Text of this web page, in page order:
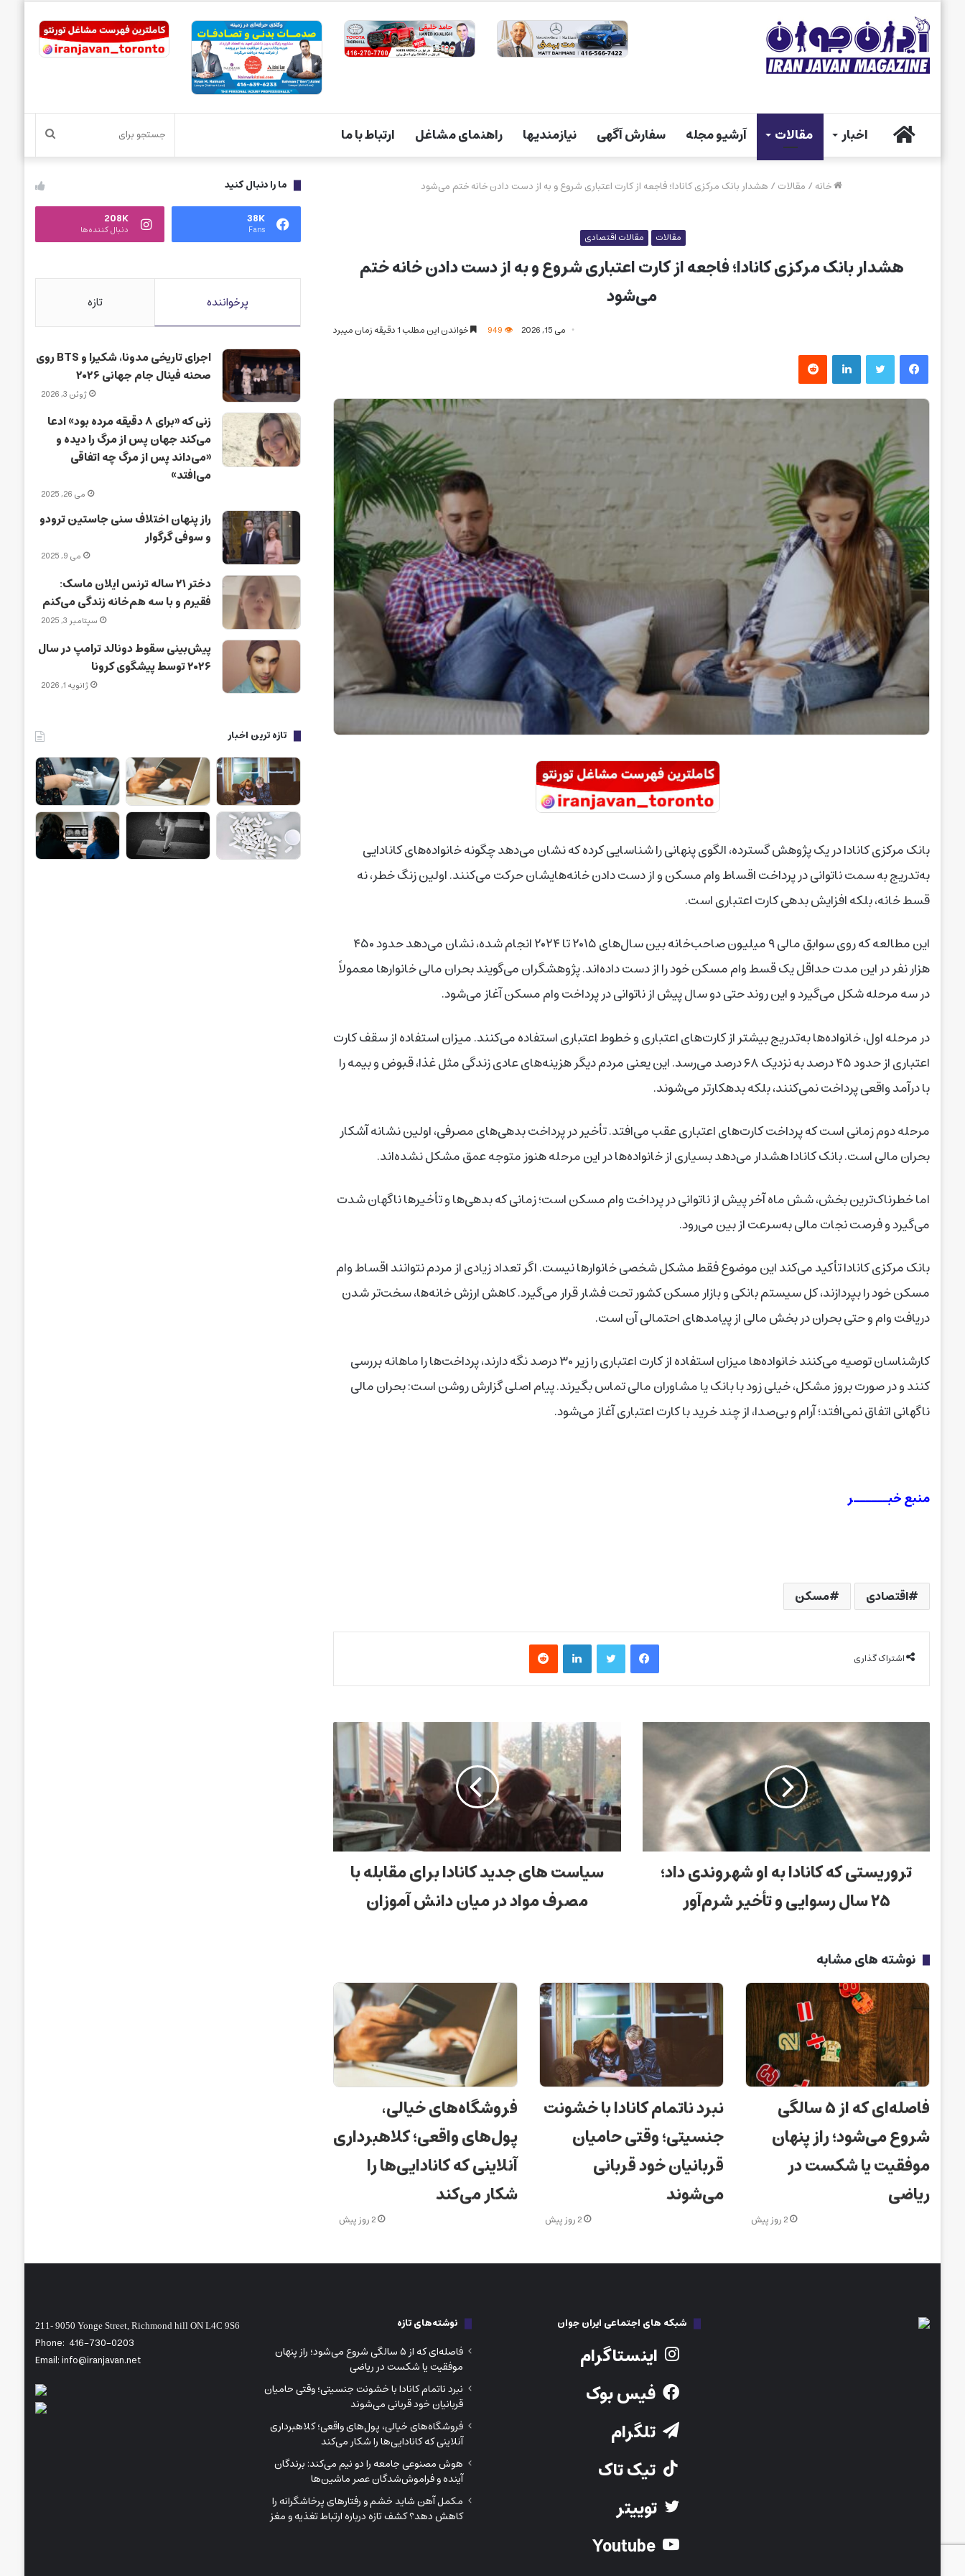
خانه اخبار مقالات آرشیو مجله سفارش آگهی نیازمندیها راهنمای مشاغل ارتباط با ما جستجو
برای خانه/ مقالات/ هشدار بانک مرکزی کانادا؛ فاجعه از کارت اعتباری شروع و به از دست دادن خانه ختم می‌شود
مقالات مقالات اقتصادی
هشدار بانک مرکزی کانادا؛ فاجعه از کارت اعتباری شروع و به از دست دادن خانه ختم
می‌شود
می 15, 2026 خواندن این مطلب 1 دقیقه زمان میبرد
فیس بوک توییتر لینکدین‫رددیت
بانک مرکزی کانادا در یک پژوهش گسترده، الگوی پنهانی را شناسایی کرده که نشان می‌دهد چگونه خانواده‌های کانادایی
به‌تدریج به سمت ناتوانی در پرداخت اقساط وام مسکن و از دست دادن خانه‌هایشان حرکت می‌کنند. اولین زنگ خطر، نه
قسط خانه، بلکه افزایش بدهی کارت اعتباری است.
این مطالعه که روی سوابق مالی ۹ میلیون صاحب‌خانه بین سال‌های ۲۰۱۵ تا ۲۰۲۴ انجام شده، نشان می‌دهد حدود ۴۵۰
هزار نفر در این مدت حداقل یک قسط وام مسکن خود را از دست داده‌اند. پژوهشگران می‌گویند بحران مالی خانوارها معمولاً
در سه مرحله شکل می‌گیرد و این روند حتی دو سال پیش از ناتوانی در پرداخت وام مسکن آغاز می‌شود.
در مرحله اول، خانواده‌ها به‌تدریج بیشتر از کارت‌های اعتباری و خطوط اعتباری استفاده می‌کنند. میزان استفاده از سقف کارت
اعتباری از حدود ۴۵ درصد به نزدیک ۶۸ درصد می‌رسد. این یعنی مردم دیگر هزینه‌های عادی زندگی مثل غذا، قبوض و بیمه را
با درآمد واقعی پرداخت نمی‌کنند، بلکه بدهکارتر می‌شوند.
مرحله دوم زمانی است که پرداخت کارت‌های اعتباری عقب می‌افتد. تأخیر در پرداخت بدهی‌های مصرفی، اولین نشانه آشکار
بحران مالی است. بانک کانادا هشدار می‌دهد بسیاری از خانواده‌ها در این مرحله هنوز متوجه عمق مشکل نشده‌اند.
اما خطرناک‌ترین بخش، شش ماه آخر پیش از ناتوانی در پرداخت وام مسکن است؛ زمانی که بدهی‌ها و تأخیرها ناگهان شدت
می‌گیرد و فرصت نجات مالی به‌سرعت از بین می‌رود.
بانک مرکزی کانادا تأکید می‌کند این موضوع فقط مشکل شخصی خانوارها نیست. اگر تعداد زیادی از مردم نتوانند اقساط وام
مسکن خود را بپردازند، کل سیستم بانکی و بازار مسکن کشور تحت فشار قرار می‌گیرد. کاهش ارزش خانه‌ها، سخت‌تر شدن
دریافت وام و حتی بحران در بخش مالی از پیامدهای احتمالی آن است.
کارشناسان توصیه می‌کنند خانواده‌ها میزان استفاده از کارت اعتباری را زیر ۳۰ درصد نگه دارند، پرداخت‌ها را ماهانه بررسی
کنند و در صورت بروز مشکل، خیلی زود با بانک یا مشاوران مالی تماس بگیرند. پیام اصلی گزارش روشن است: بحران مالی
ناگهانی اتفاق نمی‌افتد؛ آرام و بی‌صدا، از چند خرید با کارت اعتباری آغاز می‌شود.
منبع خبــــــر
اقتصادی مسکن
اشتراک گذاری
فیس بوک توییتر لینکدین‫رددیت
تروریستی که کانادا به او شهروندی داد؛
۲۵ سال رسوایی و تأخیر شرم‌آور
سیاست های جدید کانادا برای مقابله با
مصرف مواد در میان دانش آموزان
نوشته های مشابه
فاصله‌ای که از ۵ سالگی
شروع می‌شود؛ راز پنهان
موفقیت یا شکست در
ریاضی
2 روز پیش
نبرد ناتمام کانادا با خشونت
جنسیتی؛ وقتی حامیان
قربانیان خود قربانی
می‌شوند
2 روز پیش
فروشگاه‌های خیالی،
پول‌های واقعی؛ کلاهبرداری
آنلاینی که کانادایی‌ها را
شکار می‌کند
2 روز پیش
ما را دنبال کنید
38K
Fans
208K
دنبال کننده‌ها
پرخواننده تازه
اجرای تاریخی مدونا، شکیرا و BTS روی
صحنه فینال جام جهانی ۲۰۲۶
ژوئن 3, 2026
زنی که «برای ۸ دقیقه مرده بود» ادعا
می‌کند جهان پس از مرگ را دیده و
«می‌داند پس از مرگ چه اتفاقی
می‌افتد»
می 26, 2025
راز پنهان اختلاف سنی جاستین ترودو
و سوفی گرگوار
می 9, 2025
دختر ۲۱ ساله ترنس ایلان ماسک:
فقیرم و با سه هم‌خانه زندگی می‌کنم
سپتامبر 3, 2025
پیش‌بینی سقوط دونالد ترامپ در سال
۲۰۲۶ توسط پیشگوی کرونا
ژانویه 1, 2026
تازه ترین اخبار
شبکه های اجتماعی ایران جوان
اینستاگرام
فیس بوک
تلگرام
تیک تاک
توییتر
Youtube
نوشته‌های تازه
فاصله‌ای که از ۵ سالگی شروع می‌شود؛ راز پنهان
موفقیت یا شکست در ریاضی
نبرد ناتمام کانادا با خشونت جنسیتی؛ وقتی حامیان
قربانیان خود قربانی می‌شوند
فروشگاه‌های خیالی، پول‌های واقعی؛ کلاهبرداری
آنلاینی که کانادایی‌ها را شکار می‌کند
هوش مصنوعی جامعه را دو نیم می‌کند: برندگان
آینده و فراموش‌شدگان عصر ماشین‌ها
مکمل آهن شاید خشم و رفتارهای پرخاشگرانه را
کاهش دهد؟ کشف تازه درباره ارتباط تغذیه و مغز
211- 9050 Yonge Street, Richmond hill ON L4C 9S6
Phone: 416-730-0203
Email: info@iranjavan.net